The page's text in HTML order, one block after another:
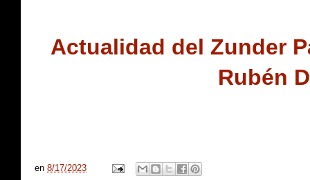
Actualidad del Zunder
Rubén
en 8/17/2023